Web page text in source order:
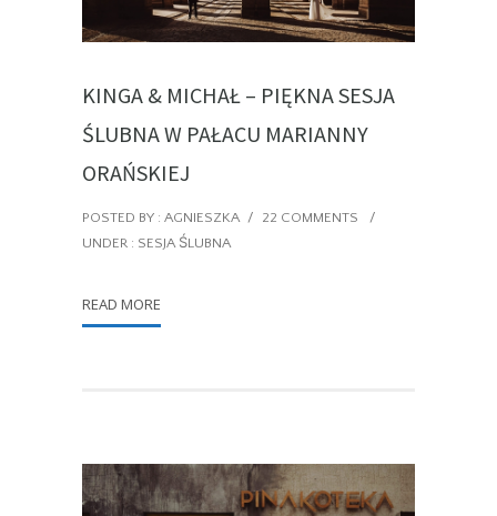
KINGA & MICHAŁ – PIĘKNA SESJA
ŚLUBNA W PAŁACU MARIANNY
ORAŃSKIEJ
POSTED BY : AGNIESZKA / 22 COMMENTS
/
UNDER : SESJA ŚLUBNA
READ MORE